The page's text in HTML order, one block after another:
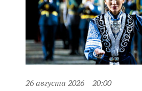
26 августа 2026 20:00